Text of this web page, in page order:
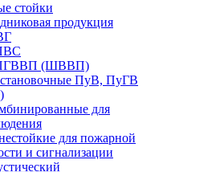
стойки
продукция
(ШВВП)
ПуВ, ПуГВ
для
для пожарной
и сигнализации